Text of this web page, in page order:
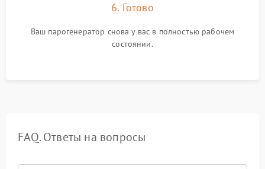
6. Готово
Ваш парогенератор снова у вас в полностью рабочем
состоянии.
FAQ. Ответы на вопросы